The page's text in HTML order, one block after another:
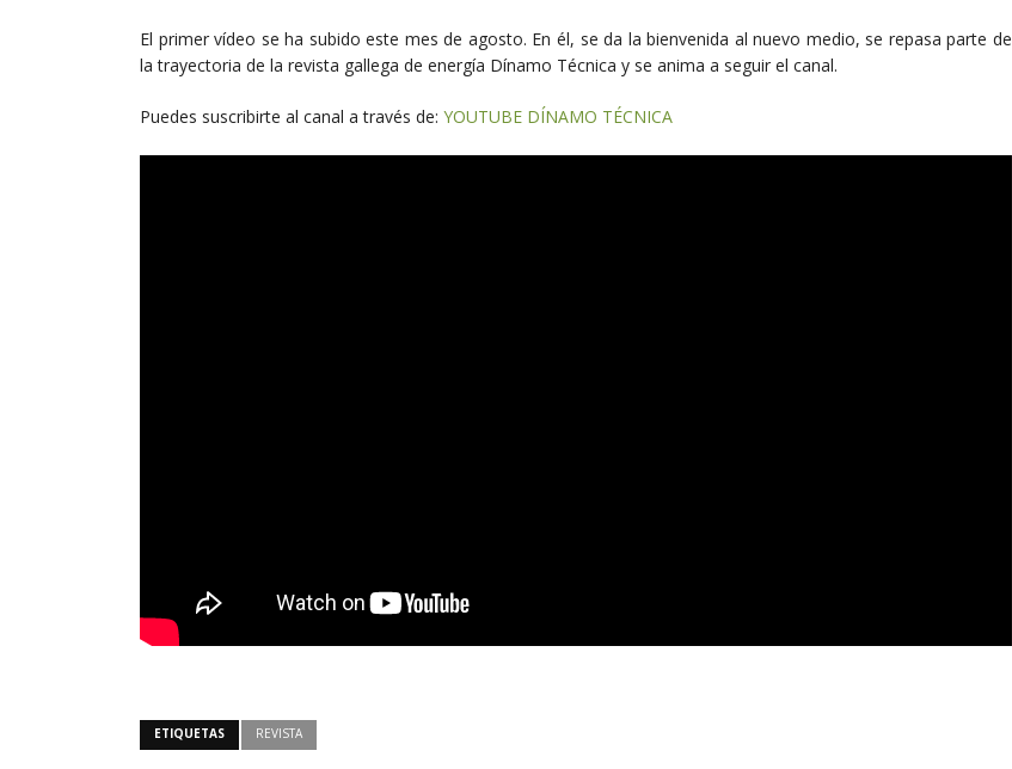
El primer vídeo se ha subido este mes de agosto. En él, se da la bienvenida al nuevo medio, se repasa parte de
la trayectoria de la revista gallega de energía Dínamo Técnica y se anima a seguir el canal.
Puedes suscribirte al canal a través de: YOUTUBE DÍNAMO TÉCNICA
ETIQUETAS REVISTA